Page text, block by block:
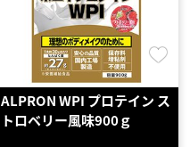
ALPRON WPI プロテイン ス
トロベリー風味900ｇ